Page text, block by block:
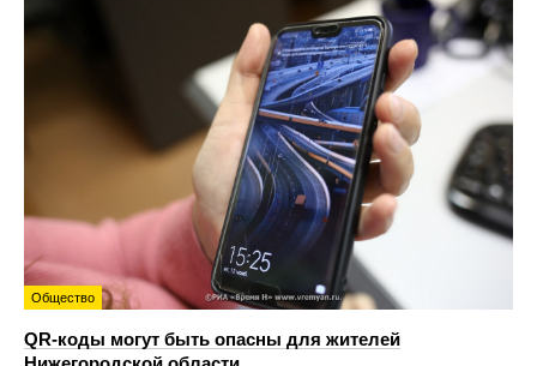
Общество
QR-коды могут быть опасны для жителей